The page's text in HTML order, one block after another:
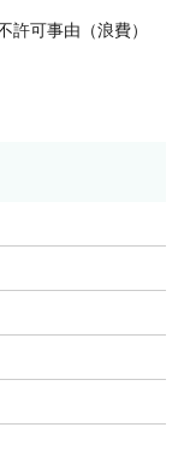
許可事由（浪費）